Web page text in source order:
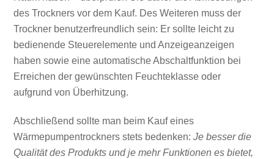
des Trockners vor dem Kauf. Des Weiteren muss der
Trockner benutzerfreundlich sein: Er sollte leicht zu
bedienende Steuerelemente und Anzeigeanzeigen
haben sowie eine automatische Abschaltfunktion bei
Erreichen der gewünschten Feuchteklasse oder
aufgrund von Überhitzung.
Abschließend sollte man beim Kauf eines
Wärmepumpentrockners stets bedenken: Je besser die
Qualität des Produkts und je mehr Funktionen es bietet,